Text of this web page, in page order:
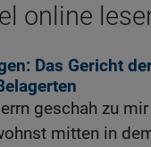
online
Das Gericht
geschah zu
mitten in